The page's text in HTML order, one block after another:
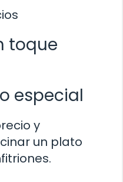
toque
especial
y
un plato